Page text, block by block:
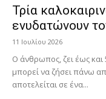
Τρία
ενυδατώνουν
11 Ιουλίου 2026
Ο άνθρωπος, ζει έως
μπορεί να ζήσει πάνω
αποτελείται σε ένα...